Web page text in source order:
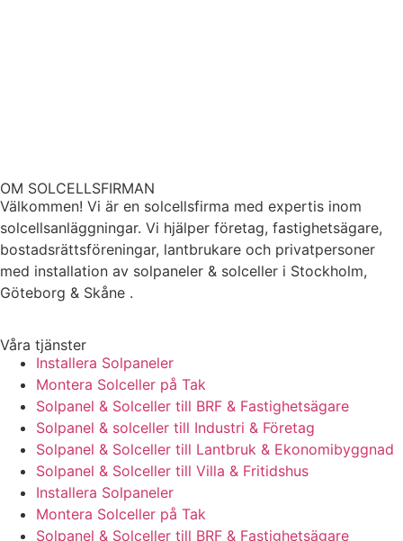
OM SOLCELLSFIRMAN
Välkommen! Vi är en solcellsfirma med expertis inom
solcellsanläggningar. Vi hjälper företag, fastighetsägare,
bostadsrättsföreningar, lantbrukare och privatpersoner
med installation av solpaneler & solceller i Stockholm,
Göteborg & Skåne .
Våra tjänster
Installera Solpaneler
Montera Solceller på Tak
Solpanel & Solceller till BRF & Fastighetsägare
Solpanel & solceller till Industri & Företag
Solpanel & Solceller till Lantbruk & Ekonomibyggnad
Solpanel & Solceller till Villa & Fritidshus
Installera Solpaneler
Montera Solceller på Tak
Solpanel & Solceller till BRF & Fastighetsägare